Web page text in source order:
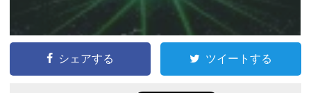
シェアする ツイートする